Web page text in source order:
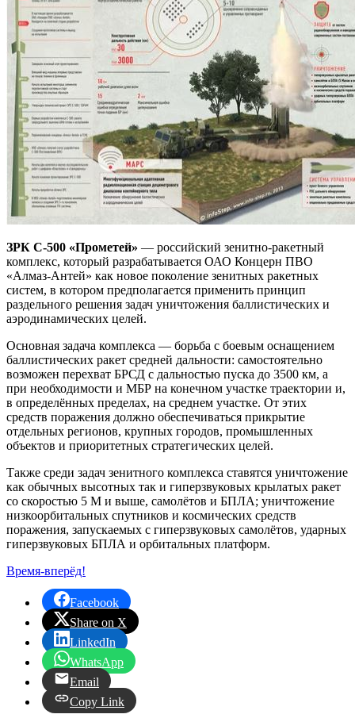
ЗРК С-500 «Прометей» — российский зенитно-ракетный
комплекс, который разрабатывается ОАО Концерн ПВО
«Алмаз-Антей» как новое поколение зенитных ракетных
систем, в котором предполагается применить принцип
раздельного решения задач уничтожения баллистических и
аэродинамических целей.
Основная задача комплекса — борьба с боевым оснащением
баллистических ракет средней дальности: самостоятельно
возможен перехват БРСД с дальностью пуска до 3500 км, а
при необходимости и МБР на конечном участке траектории и,
в определённых пределах, на среднем участке. От этих
средств поражения должно обеспечиваться прикрытие
отдельных регионов, крупных городов, промышленных
объектов и приоритетных стратегических целей.
Также среди задач зенитного комплекса ставятся уничтожение
как обычных высотных так и гиперзвуковых крылатых ракет
со скоростью 5 M и выше, самолётов и БПЛА; уничтожение
низкоорбитальных спутников и космических средств
поражения, запускаемых с гиперзвуковых самолётов, ударных
гиперзвуковых БПЛА и орбитальных платформ.
Время-вперёд!
Facebook
Share on X
LinkedIn
WhatsApp
Email
Copy Link